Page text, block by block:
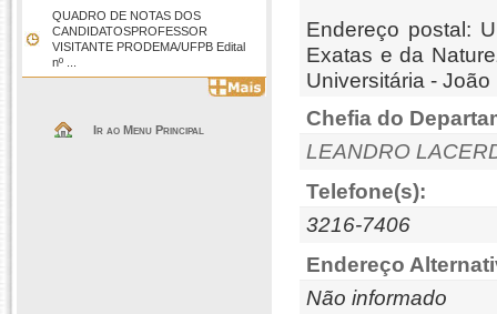
QUADRO DE NOTAS DOS
CANDIDATOSPROFESSOR
VISITANTE PRODEMA/UFPB Edital
nº ...
Ir ao Menu Principal
Endereço postal:
Exatas e da
Universitária -
Chefia do
LEANDRO
Telefone(s):
3216-7406
Endereço
Não informado